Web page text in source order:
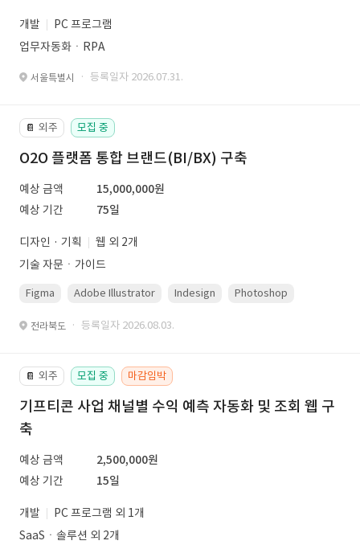
개발
PC 프로그램
업무자동화ㆍRPA
서울특별시 · 등록일자 2026.07.31.
📔 외주 모집 중
O2O 플랫폼 통합 브랜드(BI/BX) 구축
예상 금액
15,000,000원
예상 기간
75일
디자인 · 기획
웹 외 2개
기술 자문ㆍ가이드
Figma Adobe Illustrator Indesign Photoshop
전라북도 · 등록일자 2026.08.03.
📔 외주 모집 중 마감임박
기프티콘 사업 채널별 수익 예측 자동화 및 조회 웹 구
축
예상 금액
2,500,000원
예상 기간
15일
개발
PC 프로그램 외 1개
SaaSㆍ솔루션 외 2개